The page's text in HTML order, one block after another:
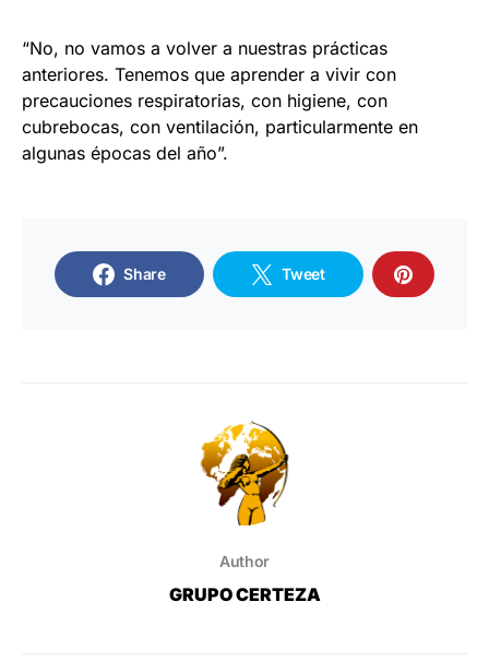
“No, no vamos a volver a nuestras prácticas
anteriores. Tenemos que aprender a vivir con
precauciones respiratorias, con higiene, con
cubrebocas, con ventilación, particularmente en
algunas épocas del año”.
Share Tweet
Author
GRUPO CERTEZA